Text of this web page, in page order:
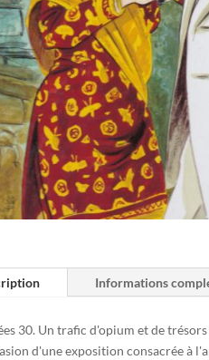
Informations
30. Un trafic d'opium et de
d'une exposition consacrée à